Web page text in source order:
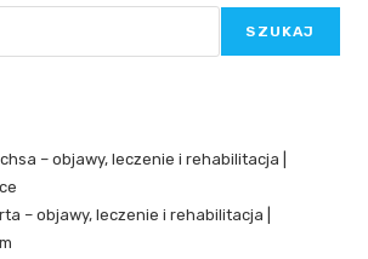
SZUKAJ
– objawy, leczenie i rehabilitacja |
– objawy, leczenie i rehabilitacja |